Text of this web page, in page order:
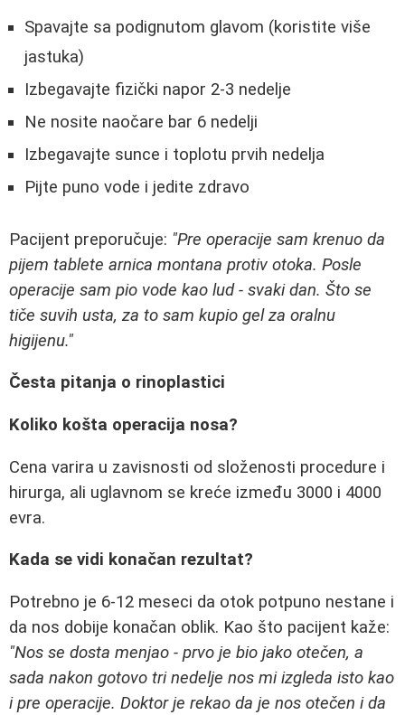
Spavajte sa podignutom glavom (koristite više
jastuka)
Izbegavajte fizički napor 2-3 nedelje
Ne nosite naočare bar 6 nedelji
Izbegavajte sunce i toplotu prvih nedelja
Pijte puno vode i jedite zdravo
Pacijent preporučuje: "Pre operacije sam krenuo da
pijem tablete arnica montana protiv otoka. Posle
operacije sam pio vode kao lud - svaki dan. Što se
tiče suvih usta, za to sam kupio gel za oralnu
higijenu."
Česta pitanja o rinoplastici
Koliko košta operacija nosa?
Cena varira u zavisnosti od složenosti procedure i
hirurga, ali uglavnom se kreće između 3000 i 4000
evra.
Kada se vidi konačan rezultat?
Potrebno je 6-12 meseci da otok potpuno nestane i
da nos dobije konačan oblik. Kao što pacijent kaže:
"Nos se dosta menjao - prvo je bio jako otečen, a
sada nakon gotovo tri nedelje nos mi izgleda isto kao
i pre operacije. Doktor je rekao da je nos otečen i da